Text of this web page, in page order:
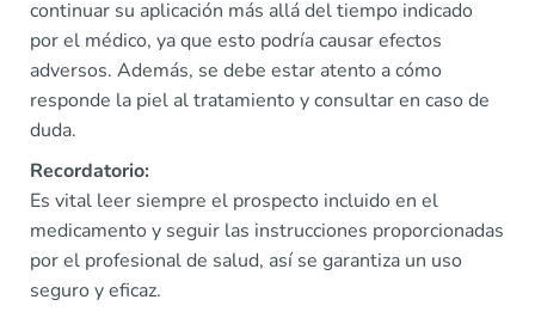
continuar su aplicación más allá del tiempo indicado
por el médico, ya que esto podría causar efectos
adversos. Además, se debe estar atento a cómo
responde la piel al tratamiento y consultar en caso de
duda.
Recordatorio:
Es vital leer siempre el prospecto incluido en el
medicamento y seguir las instrucciones proporcionadas
por el profesional de salud, así se garantiza un uso
seguro y eficaz.